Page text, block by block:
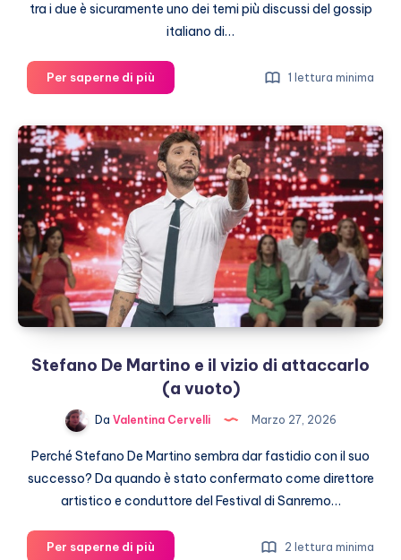
tra i due è sicuramente uno dei temi più discussi del gossip
italiano di…
Per saperne di più
De
e
Tony
Effe
si
sposano?
1 lettura minima
Stefano De Martino e il vizio di attaccarlo
(a vuoto)
Da Valentina Cervelli Marzo 27, 2026
Perché Stefano De Martino sembra dar fastidio con il suo
successo? Da quando è stato confermato come direttore
artistico e conduttore del Festival di Sanremo…
Per saperne di più 2 lettura minima